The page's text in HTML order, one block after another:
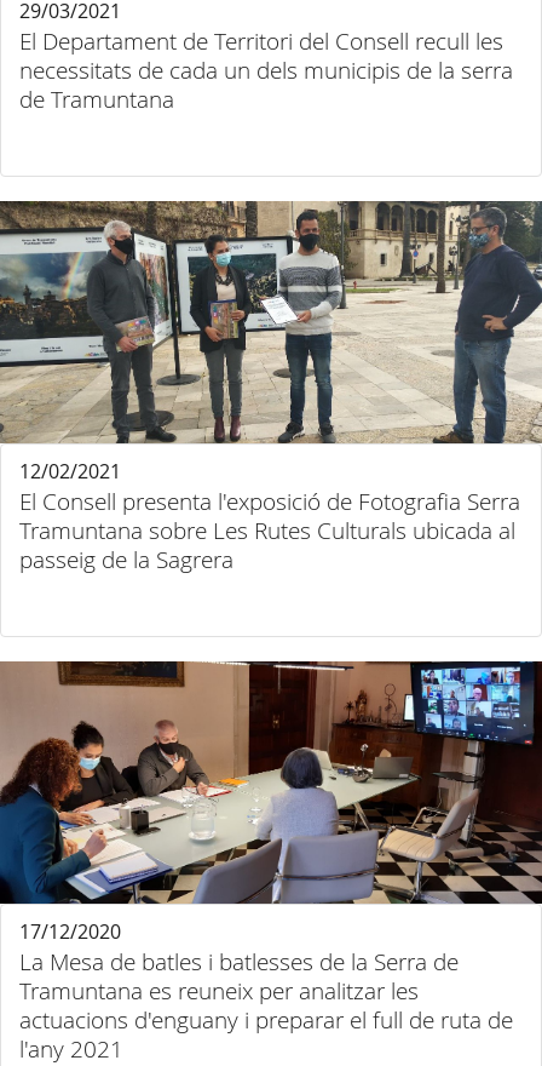
El Departament de Territori del Consell recull les
necessitats de cada un dels municipis de la serra
de Tramuntana
29/03/2021
El Consell presenta l'exposició de Fotografia Serra
Tramuntana sobre Les Rutes Culturals ubicada al
passeig de la Sagrera
12/02/2021
La Mesa de batles i batlesses de la Serra de
Tramuntana es reuneix per analitzar les
actuacions d'enguany i preparar el full de ruta de
l'any 2021
17/12/2020